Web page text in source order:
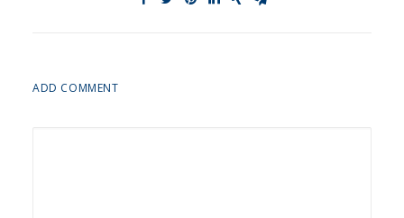
ADD COMMENT